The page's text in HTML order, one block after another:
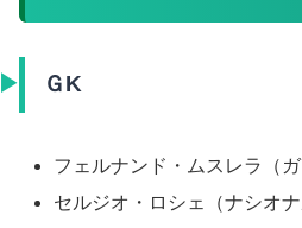
ＧK
フェルナンド・ムスレラ（
セルジオ・ロシェ（ナシオナ